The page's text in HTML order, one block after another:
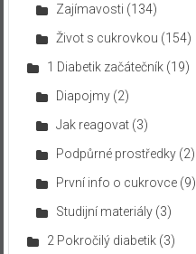
Zajímavosti (134)
Život s cukrovkou (154)
1 Diabetik začátečník(19)
Diapojmy(2)
Jak reagovat(3)
Podpůrné prostředky(2)
První info o cukrovce(9)
Studijní materiály(3)
2 Pokročilý diabetik(3)